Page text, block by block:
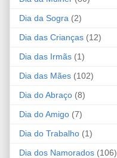
Dia da Sogra (2)
Dia das Crianças (12)
Dia das Irmãs (1)
Dia das Mães (102)
Dia do Abraço (8)
Dia do Amigo (7)
Dia do Trabalho (1)
Dia dos Namorados (106)